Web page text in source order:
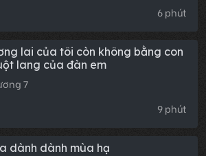
6 phút
lai của tôi còn không bằng con
lang của đàn em
7
9 phút
dành dành mùa hạ